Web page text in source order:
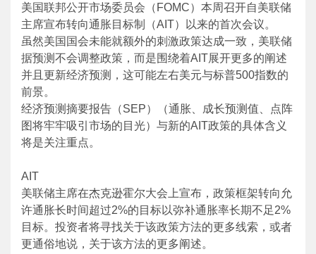
美国联邦公开市场委员会（FOMC）本周召开自美联储
主席宣布转向通胀目标制（AIT）以来的首次会议。
虽然美国国会未能就额外的刺激政策达成一致，美联储
据预测不会调整政策，而是围绕着AIT展开更多的阐述
并且更新经济预测，这可能左右美元与标普500指数的
前景。
经济预测摘要报告（SEP）（通胀、成长预测值、点阵
图将牢牢吸引市场的目光）与新的AIT政策的具体含义
将是关注重点。
AIT
美联储主席在杰克逊霍尔大会上宣布，政策框架转向允
许通胀长时间超过2%的目标以弥补通胀率长期不足2%
目标。投资者将寻找关于该政策方法的更多线索，或者
更通俗地说，关于该方法的更多阐述。